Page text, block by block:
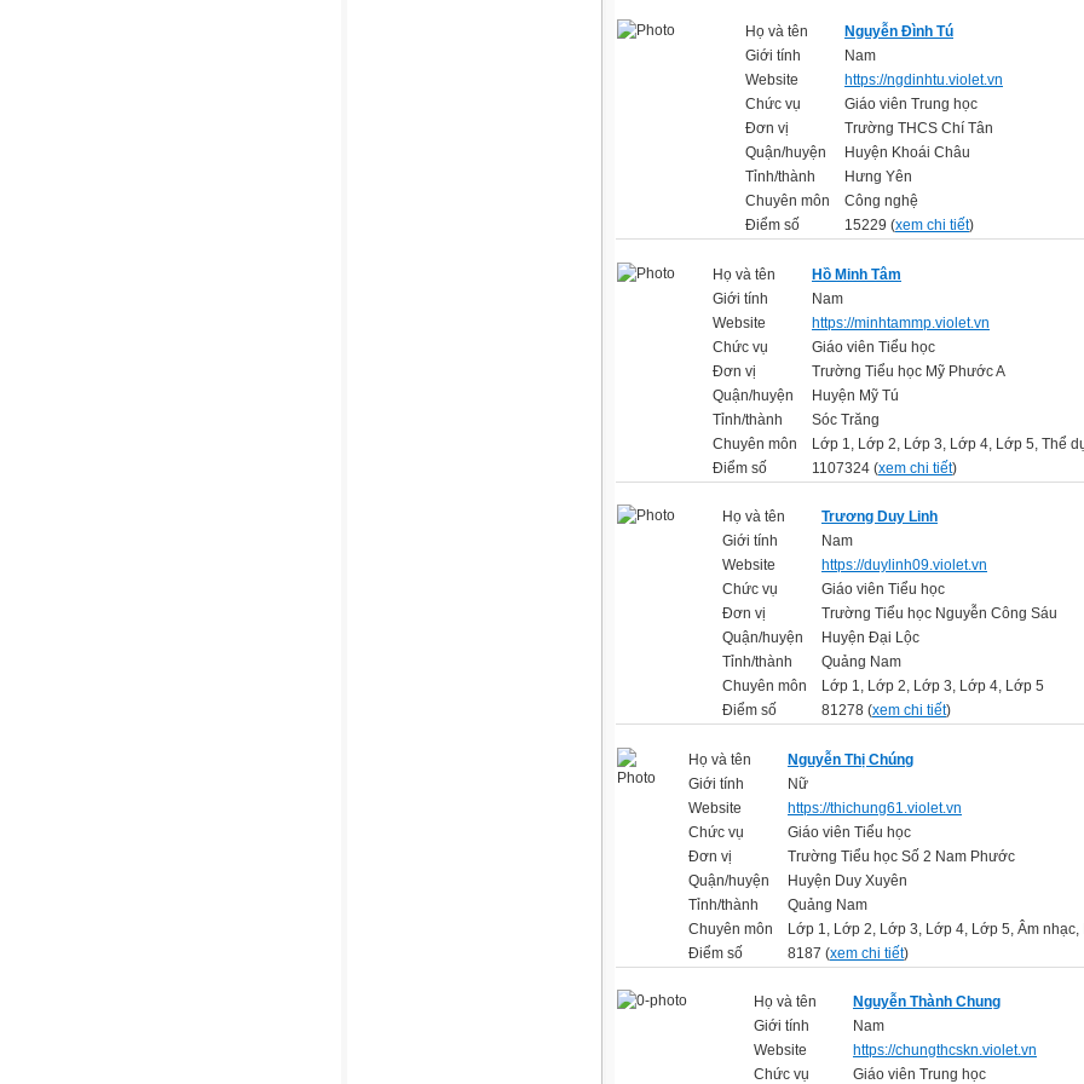
Họ và tên
Nguyễn Đình Tú
Giới tính
Nam
Website
https://ngdinhtu.violet.vn
Chức vụ
Giáo viên Trung học
Đơn vị
Trường THCS Chí Tân
Quận/huyện
Huyện Khoái Châu
Tỉnh/thành
Hưng Yên
Chuyên môn
Công nghệ
Điểm số
15229 (xem chi tiết)
Họ và tên
Hồ Minh Tâm
Giới tính
Nam
Website
https://minhtammp.violet.vn
Chức vụ
Giáo viên Tiểu học
Đơn vị
Trường Tiểu học Mỹ Phước A
Quận/huyện
Huyện Mỹ Tú
Tỉnh/thành
Sóc Trăng
Chuyên môn
Lớp 1, Lớp 2, Lớp 3, Lớp 4, Lớp 5, Thể
Điểm số
1107324 (xem chi tiết)
Họ và tên
Trương Duy Linh
Giới tính
Nam
Website
https://duylinh09.violet.vn
Chức vụ
Giáo viên Tiểu học
Đơn vị
Trường Tiểu học Nguyễn Công Sáu
Quận/huyện
Huyện Đại Lộc
Tỉnh/thành
Quảng Nam
Chuyên môn
Lớp 1, Lớp 2, Lớp 3, Lớp 4, Lớp 5
Điểm số
81278 (xem chi tiết)
Họ và tên
Nguyễn Thị Chúng
Giới tính
Nữ
Website
https://thichung61.violet.vn
Chức vụ
Giáo viên Tiểu học
Đơn vị
Trường Tiểu học Số 2 Nam Phước
Quận/huyện
Huyện Duy Xuyên
Tỉnh/thành
Quảng Nam
Chuyên môn
Lớp 1, Lớp 2, Lớp 3, Lớp 4, Lớp 5, Âm nhạc,
Điểm số
8187 (xem chi tiết)
Họ và tên
Nguyễn Thành Chung
Giới tính
Nam
Website
https://chungthcskn.violet.vn
Chức vụ
Giáo viên Trung học